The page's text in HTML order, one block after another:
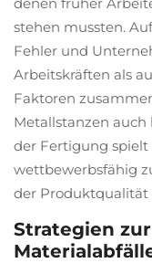
stehen mussten.
Fehler und
Arbeitskräften als
Faktoren
Metallstanzen auch
der Fertigung
wettbewerbsfähig
der Produktqualität
Strategien